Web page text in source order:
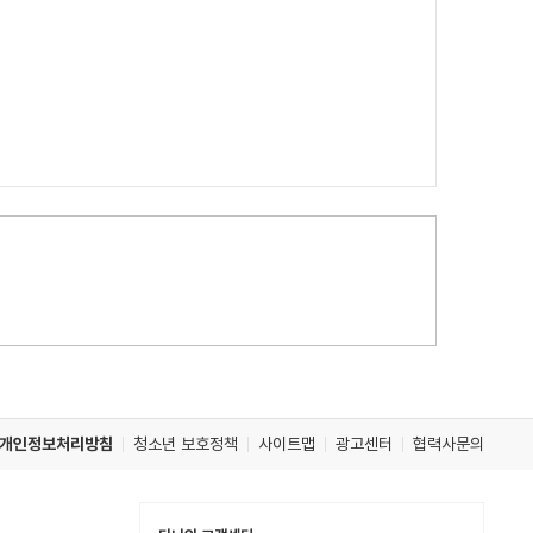
개인정보처리방침 청소년 보호정책 사이트맵 광고센터 협력사문의